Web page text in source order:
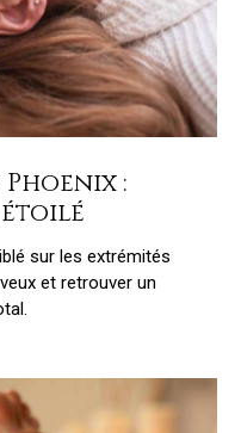
:
étoilé
sur les extrémités
et retrouver un